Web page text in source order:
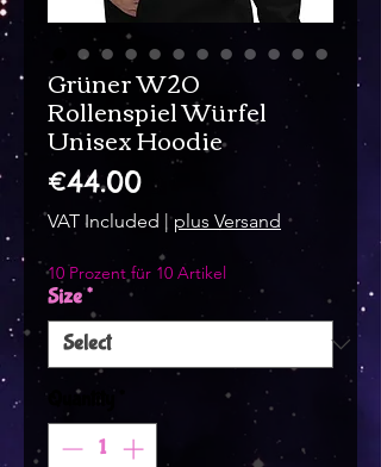
Grüner W20
Rollenspiel Würfel
Unisex Hoodie
€44.00Price
VAT Included |plus Versand
10 Prozent für 10 Artikel
Size*
Quantity